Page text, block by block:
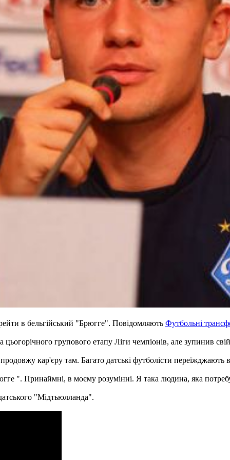
в бельгійський "Брюгге". Повідомляють Футбольні
групового етапу Ліги чемпіонів, але зупинив
кар'єру там. Багато датські футболісти переїжджають
". Принаймні, в моєму розумінні. Я така людина, яка
"Мідтьюлланда".